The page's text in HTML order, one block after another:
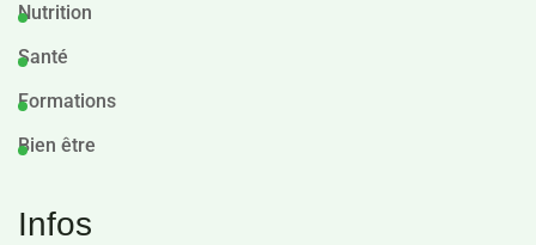
Nutrition
Santé
Formations
Bien être
Infos